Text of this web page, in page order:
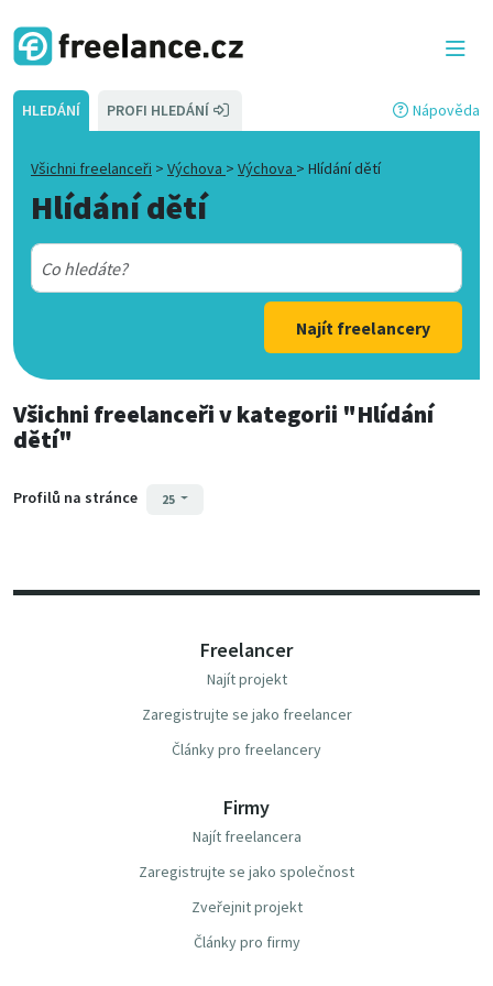
HLEDÁNÍ PROFI HLEDÁNÍ Nápověda
Všichni freelanceři > Výchova > Výchova > Hlídání dětí
Hlídání dětí
Najít freelancery
Všichni freelanceřiv kategorii "Hlídání
dětí"
Profilů na stránce 25
Freelancer
Najít projekt
Zaregistrujte se jako freelancer
Články pro freelancery
Firmy
Najít freelancera
Zaregistrujte se jako společnost
Zveřejnit projekt
Články pro firmy